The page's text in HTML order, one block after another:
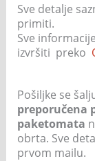
Sve detalje
primiti.
Sve
izvršiti preko
Pošiljke se
preporučena
paketomata
obrta. Sve
prvom mailu.